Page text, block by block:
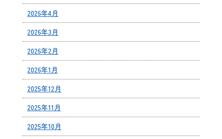
2026年4月
2026年3月
2026年2月
2026年1月
2025年12月
2025年11月
2025年10月